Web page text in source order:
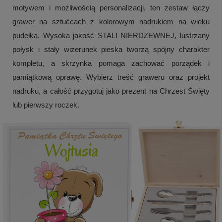
motywem i możliwością personalizacji, ten zestaw łączy
grawer na sztućcach z kolorowym nadrukiem na wieku
pudełka. Wysoka jakość STALI NIERDZEWNEJ, lustrzany
połysk i stały wizerunek pieska tworzą spójny charakter
kompletu, a skrzynka pomaga zachować porządek i
pamiątkową oprawę. Wybierz treść graweru oraz projekt
nadruku, a całość przygotuj jako prezent na Chrzest Święty
lub pierwszy roczek.